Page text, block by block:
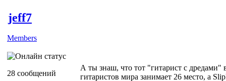
jeff7
Members
28 сообщений
А ты знаш, что тот "гитарист с дредами"
гитаристов мира занимает 26 место, а